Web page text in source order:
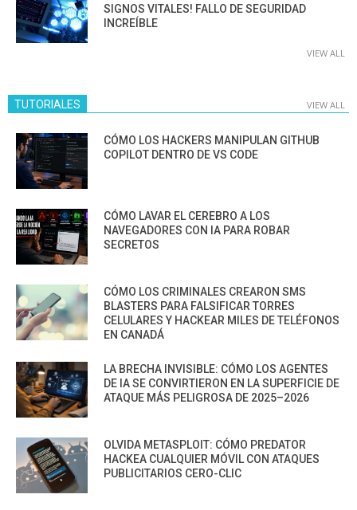
SIGNOS VITALES! FALLO DE SEGURIDAD
INCREÍBLE
VIEW ALL
TUTORIALES VIEW ALL
CÓMO LOS HACKERS MANIPULAN GITHUB
COPILOT DENTRO DE VS CODE
CÓMO LAVAR EL CEREBRO A LOS
NAVEGADORES CON IA PARA ROBAR
SECRETOS
CÓMO LOS CRIMINALES CREARON SMS
BLASTERS PARA FALSIFICAR TORRES
CELULARES Y HACKEAR MILES DE TELÉFONOS
EN CANADÁ
LA BRECHA INVISIBLE: CÓMO LOS AGENTES
DE IA SE CONVIRTIERON EN LA SUPERFICIE DE
ATAQUE MÁS PELIGROSA DE 2025–2026
OLVIDA METASPLOIT: CÓMO PREDATOR
HACKEA CUALQUIER MÓVIL CON ATAQUES
PUBLICITARIOS CERO-CLIC